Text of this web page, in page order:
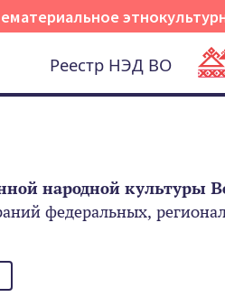
Реестр НЭД ВО
народной культуры
федеральных,